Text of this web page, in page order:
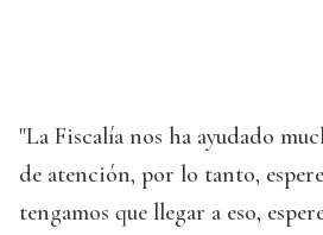
"La Fiscalía nos ha ayudado
de atención, por lo tanto,
tengamos que llegar a eso,